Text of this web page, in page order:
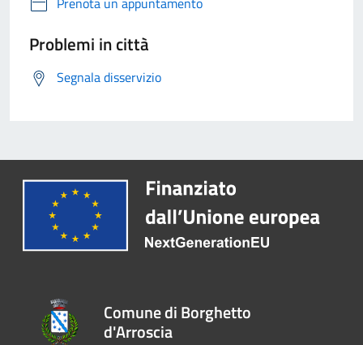
Problemi in città
Segnala disservizio
Comune di Borghetto
d'Arroscia